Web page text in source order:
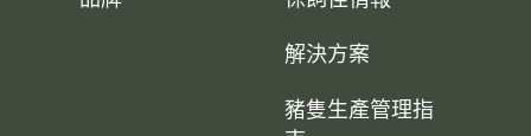
解決方案
豬隻生產管理指